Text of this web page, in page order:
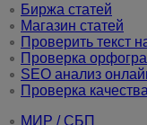
Биржа статей
Магазин статей
Проверить текст
Проверка
SEO анализ
Проверка
МИР / СБП